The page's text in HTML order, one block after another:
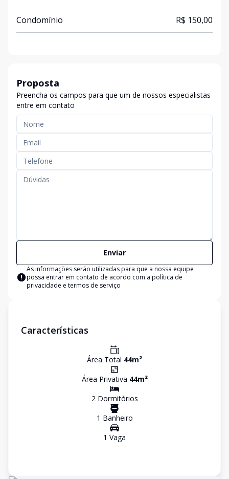
Condomínio R$ 150,00
Proposta
Preencha os campos para que um de nossos especialistas
entre em contato
Enviar
As informações serão utilizadas para que a nossa equipe
possa entrar em contato de acordo com a política de
privacidade e termos de serviço
Características
Área Total 44m²
Área Privativa 44m²
2Dormitórios
1 Banheiro
1 Vaga